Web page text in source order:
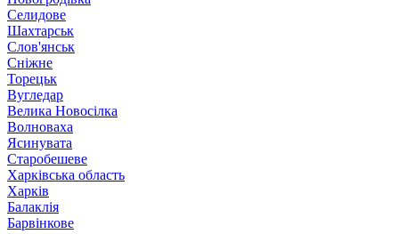
Селидове
Шахтарськ
Слов'янськ
Сніжне
Торецьк
Вугледар
Велика Новосілка
Волноваха
Ясинувата
Старобешеве
Харківська область
Харків
Балаклія
Барвінкове